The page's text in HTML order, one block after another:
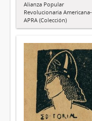
Alianza Popular
Revolucionaria Americana-
APRA (Colección)